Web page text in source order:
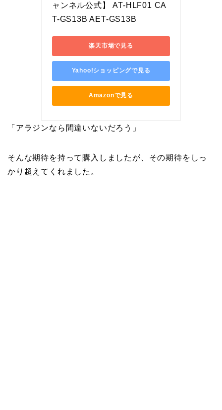
ャンネル公式】 AT-HLF01 CA
T-GS13B AET-GS13B
楽天市場で見る
Yahoo!ショッピングで見る
Amazonで見る
「アラジンなら間違いないだろう」
そんな期待を持って購入しましたが、その期待をしっ
かり超えてくれました。